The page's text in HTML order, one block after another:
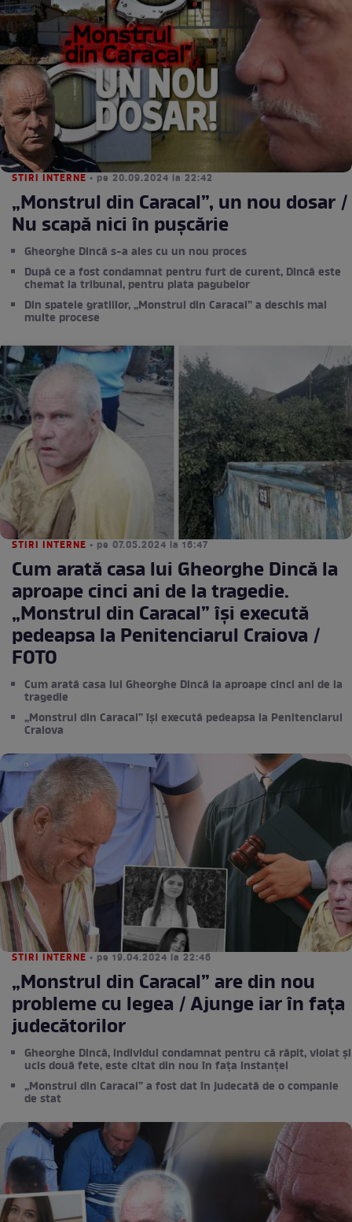
STIRI INTERNE • pe 20.09.2024 la 22:42
„Monstrul din Caracal”, un nou dosar /
Nu scapă nici în pușcărie
Gheorghe Dincă s-a ales cu un nou proces
După ce a fost condamnat pentru furt de curent, Dincă este
chemat la tribunal, pentru plata pagubelor
Din spatele gratiilor, „Monstrul din Caracal” a deschis mai
multe procese
STIRI INTERNE • pe 07.05.2024 la 16:47
Cum arată casa lui Gheorghe Dincă la
aproape cinci ani de la tragedie.
„Monstrul din Caracal” își execută
pedeapsa la Penitenciarul Craiova /
FOTO
Cum arată casa lui Gheorghe Dincă la aproape cinci ani de la
tragedie
„Monstrul din Caracal” își execută pedeapsa la Penitenciarul
Craiova
STIRI INTERNE • pe 19.04.2024 la 22:46
„Monstrul din Caracal” are din nou
probleme cu legea / Ajunge iar în fața
judecătorilor
Gheorghe Dincă, individul condamnat pentru că răpit, violat și
ucis două fete, este citat din nou în fața instanței
„Monstrul din Caracal” a fost dat în judecată de o companie
de stat